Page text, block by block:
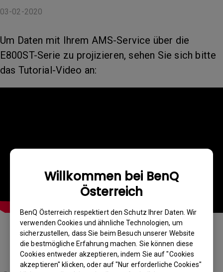
Willkommen bei BenQ
Österreich
BenQ Österreich respektiert den Schutz Ihrer Daten. Wir
verwenden Cookies und ähnliche Technologien, um
sicherzustellen, dass Sie beim Besuch unserer Website
die bestmögliche Erfahrung machen. Sie können diese
Cookies entweder akzeptieren, indem Sie auf "Cookies
akzeptieren" klicken, oder auf "Nur erforderliche Cookies"
03-02-2020
Um Daten mit Ihrem AMS-Service über die
E800ST-Serie zu projizieren, sehen Sie sich bitte
das Tutorial-Video an: